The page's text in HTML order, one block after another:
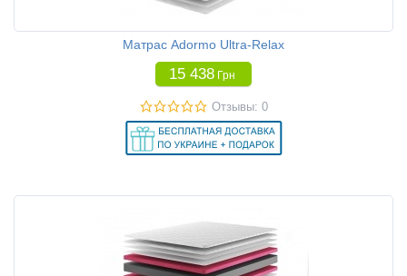
Матрас Adormo Ultra-Relax
15 438 Грн
Отзывы: 0